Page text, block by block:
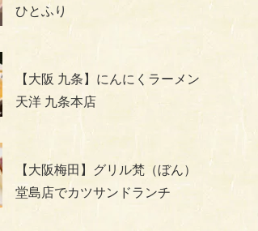
ひとふり
【大阪 九条】にんにくラーメン
天洋 九条本店
【大阪梅田】グリル梵（ぼん）
堂島店でカツサンドランチ